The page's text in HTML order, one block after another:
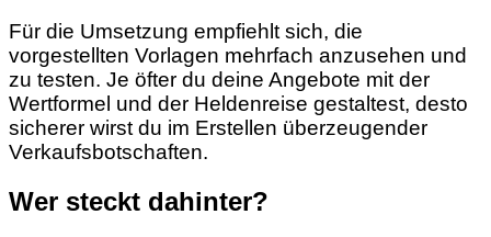
Für die Umsetzung empfiehlt sich, die
vorgestellten Vorlagen mehrfach anzusehen und
zu testen. Je öfter du deine Angebote mit der
Wertformel und der Heldenreise gestaltest, desto
sicherer wirst du im Erstellen überzeugender
Verkaufsbotschaften.
Wer steckt dahinter?